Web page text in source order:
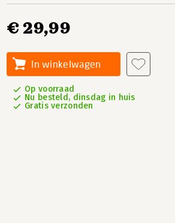
€ 29,99
In winkelwagen
Op voorraad
Nu besteld, dinsdag in huis
Gratis verzonden